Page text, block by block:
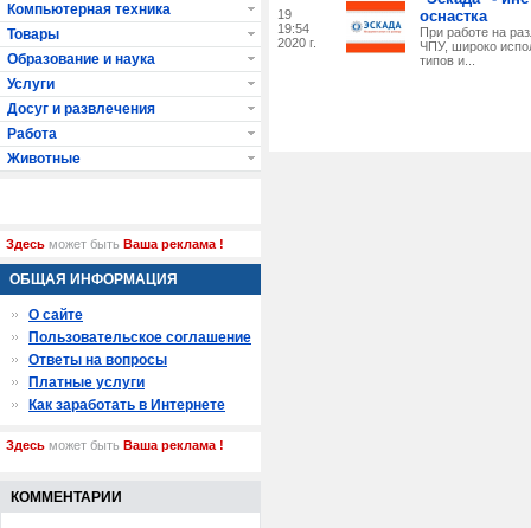
19
19:54
2020 г.
оснастка
При работе на
ЧПУ, широко
типов и...
Компьютерная техника
Товары
Образование и наука
Услуги
Досуг и развлечения
Работа
Животные
Здесь может быть Ваша реклама !
ОБЩАЯ ИНФОРМАЦИЯ
О сайте
Пользовательское соглашение
Ответы на вопросы
Платные услуги
Как заработать в Интернете
Здесь может быть Ваша реклама !
КОММЕНТАРИИ